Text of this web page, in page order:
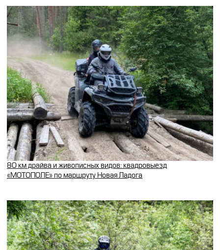
80 км драйва и живописных видов: квадровыезд
«МОТОПОЛЕ» по маршруту Новая Ладога